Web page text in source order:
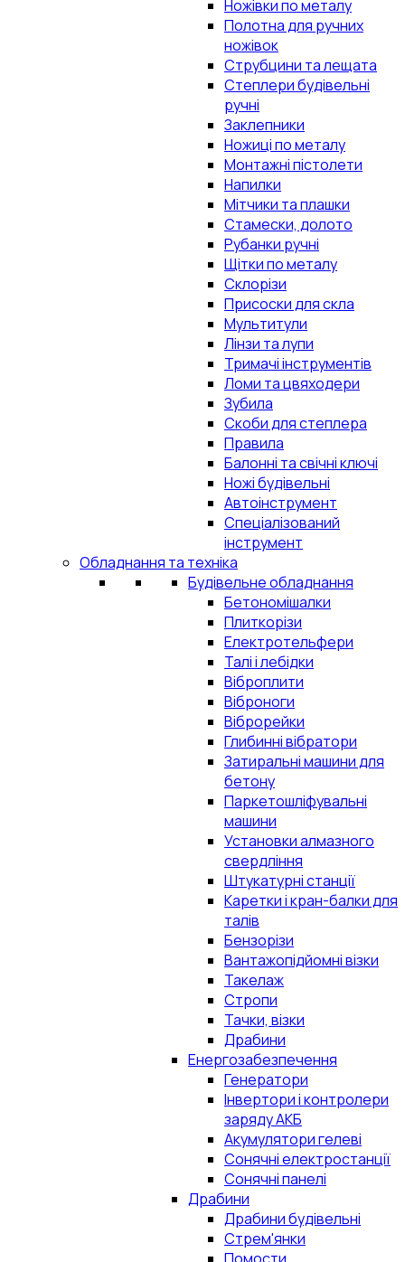
Ножівки по металу
Полотна для ручних
ножівок
Струбцини та лещата
Степлери будівельні
ручні
Заклепники
Ножиці по металу
Монтажні пістолети
Напилки
Мітчики та плашки
Стамески, долото
Рубанки ручні
Щітки по металу
Склорізи
Присоски для скла
Мультитули
Лінзи та лупи
Тримачі інструментів
Ломи та цвяходери
Зубила
Скоби для степлера
Правила
Балонні та свічні ключі
Ножі будівельні
Автоінструмент
Спеціалізований
інструмент
Обладнання та техніка
Будівельне обладнання
Бетономішалки
Плиткорізи
Електротельфери
Талі і лебідки
Віброплити
Віброноги
Віброрейки
Глибинні вібратори
Затиральні машини для
бетону
Паркетошліфувальні
машини
Установки алмазного
свердління
Штукатурні станції
Каретки і кран-балки для
талів
Бензорізи
Вантажопідйомні візки
Такелаж
Стропи
Тачки, візки
Драбини
Енергозабезпечення
Генератори
Інвертори і контролери
заряду АКБ
Акумулятори гелеві
Сонячні електростанції
Сонячні панелі
Драбини
Драбини будівельні
Стрем'янки